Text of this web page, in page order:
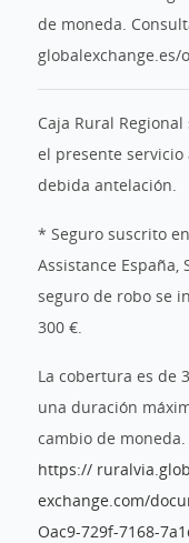
de moneda.
globalexchange.es/
Caja Rural
el presente servicio
debida antelación.
* Seguro suscrito
Assistance España,
seguro de robo se
300 €.
La cobertura es de
una duración
cambio de
https://
exchange.com/
Oac9-729f-7168-